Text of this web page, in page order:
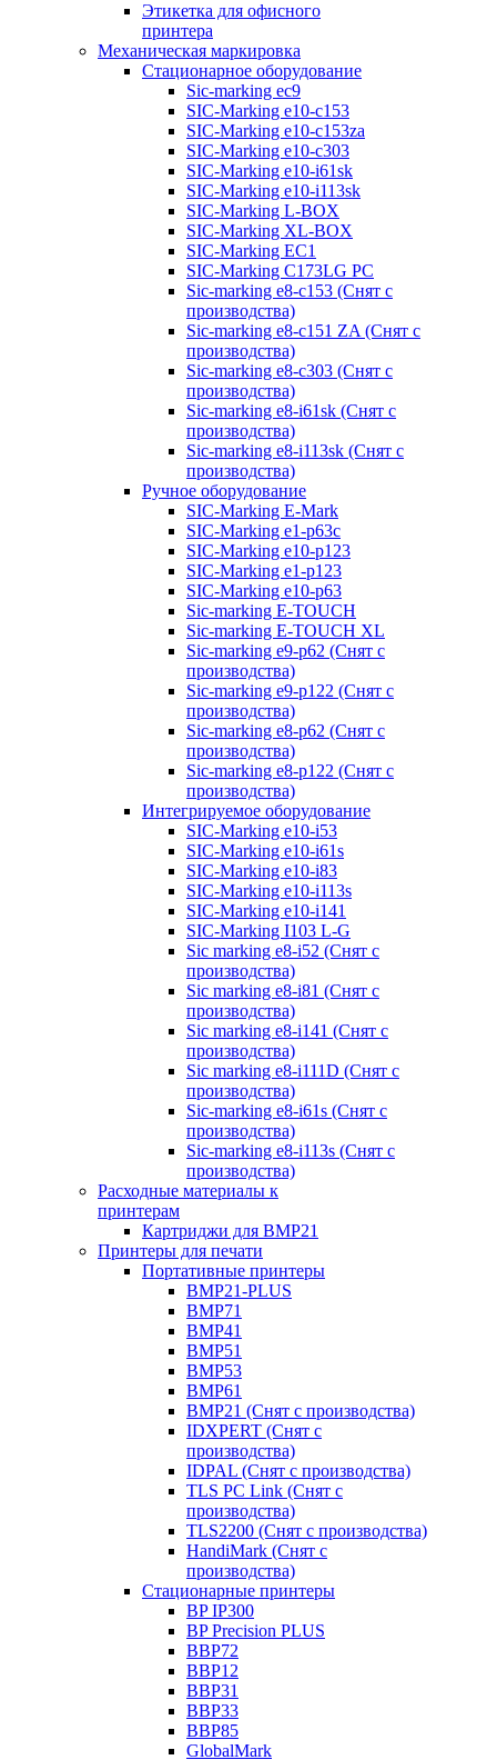
Этикетка для офисного
принтера
Механическая маркировка
Стационарное оборудование
Sic-marking ec9
SIC-Marking e10-c153
SIC-Marking e10-c153za
SIC-Marking e10-c303
SIC-Marking e10-i61sk
SIC-Marking e10-i113sk
SIC-Marking L-BOX
SIC-Marking XL-BOX
SIC-Marking EC1
SIC-Marking C173LG PC
Sic-marking e8-c153 (Снят с
производства)
Sic-marking e8-c151 ZA (Снят с
производства)
Sic-marking e8-c303 (Снят с
производства)
Sic-marking e8-i61sk (Снят с
производства)
Sic-marking e8-i113sk (Снят с
производства)
Ручное оборудование
SIC-Marking E-Mark
SIC-Marking e1-p63с
SIC-Marking e10-p123
SIC-Marking e1-p123
SIC-Marking e10-p63
Sic-marking E-TOUCH
Sic-marking E-TOUCH XL
Sic-marking e9-p62 (Снят с
производства)
Sic-marking e9-p122 (Снят с
производства)
Sic-marking e8-p62 (Снят с
производства)
Sic-marking e8-p122 (Снят с
производства)
Интегрируемое оборудование
SIC-Marking e10-i53
SIC-Marking e10-i61s
SIC-Marking e10-i83
SIC-Marking e10-i113s
SIC-Marking e10-i141
SIC-Marking I103 L-G
Sic marking e8-i52 (Снят с
производства)
Sic marking e8-i81 (Снят с
производства)
Sic marking e8-i141 (Снят с
производства)
Sic marking e8-i111D (Снят с
производства)
Sic-marking e8-i61s (Снят с
производства)
Sic-marking e8-i113s (Снят с
производства)
Расходные материалы к
принтерам
Картриджи для BMP21
Принтеры для печати
Портативные принтеры
BMP21-PLUS
BMP71
BMP41
BMP51
BMP53
BMP61
BMP21 (Снят с производства)
IDXPERT (Снят с
производства)
IDPAL (Снят с производства)
TLS PC Link (Снят с
производства)
TLS2200 (Снят с производства)
HandiMark (Снят с
производства)
Стационарные принтеры
BP IP300
BP Precision PLUS
BBP72
BBP12
BBP31
BBP33
BBP85
GlobalMark